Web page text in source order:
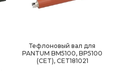
Тефлоновый вал для
PANTUM BM5100, BP5100
(CET), CET181021